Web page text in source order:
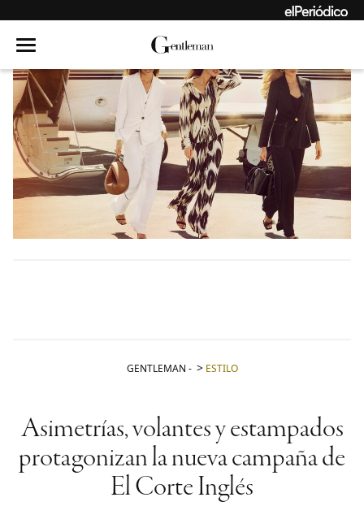
GENTLEMAN - ESTILO
Asimetrías, volantes y estampados
protagonizan la nueva campaña de
El Corte Inglés